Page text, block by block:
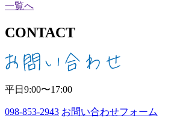
一覧へ
CONTACT
平日9:00〜17:00
098-853-2943 お問い合わせフォーム